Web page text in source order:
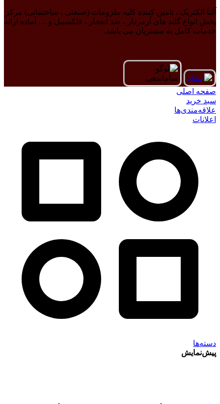
آلتا الکتریک ، تامین کننده کلیه ملزومات (صنعتی ، ساختمانی) مرکز
پخش انواع گلند های آرمردار ، ضد انفجار ، فلکسیبل و … آماده ارائه
خدمات کامل به مشتریان می باشد.
صفحه اصلی
سبد خرید
علاقه‌مندی‌ها
اعلانات
دسته‌ها
پیش‌نمایش